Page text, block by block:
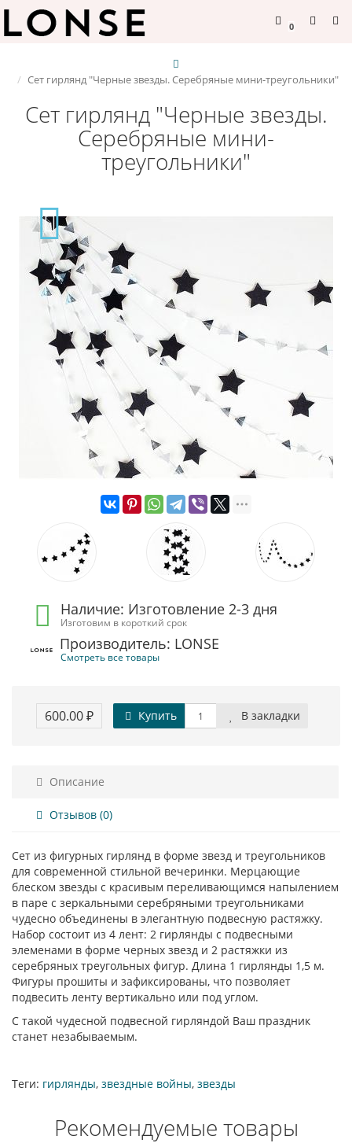
0
Сет гирлянд "Черные звезды. Серебряные мини-треугольники"
Сет гирлянд "Черные звезды.
Серебряные мини-
треугольники"
Наличие: Изготовление 2-3 дня
Изготовим в короткий срок
Производитель: LONSE
Смотреть все товары
600.00 ₽ Купить В закладки
Описание
Отзывов (0)
Сет из фигурных гирлянд в форме звезд и треугольников
для современной стильной вечеринки. Мерцающие
блеском звезды с красивым переливающимся напылением
в паре с зеркальными серебряными треугольниками
чудесно объединены в элегантную подвесную растяжку.
Набор состоит из 4 лент: 2 гирлянды с подвесными
элеменами в форме черных звезд и 2 растяжки из
серебряных треугольных фигур. Длина 1 гирлянды 1,5 м.
Фигуры прошиты и зафиксированы, что позволяет
подвесить ленту вертикально или под углом.
С такой чудесной подвесной гирляндой Ваш праздник
станет незабываемым.
Теги: гирлянды, звездные войны, звезды
Рекомендуемые товары